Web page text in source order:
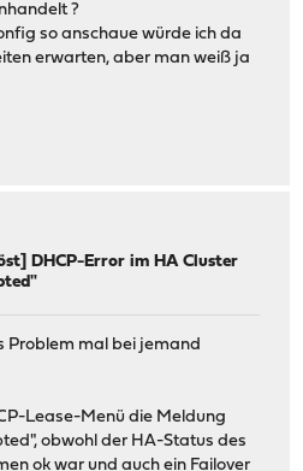
?
so anschaue würde ich da
erwarten, aber man weiß ja
DHCP-Error im HA Cluster
Problem mal bei jemand
Lease-Menü die Meldung
obwohl der HA-Status des
ok war und auch ein Failover